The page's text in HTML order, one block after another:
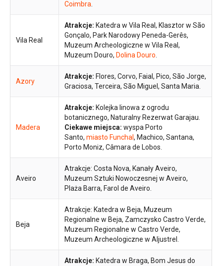
Coimbra.
Vila Real
Atrakcje: Katedra w Vila Real, Klasztor w São
Gonçalo, Park Narodowy Peneda-Gerês,
Muzeum Archeologiczne w Vila Real,
Muzeum Douro, Dolina Douro.
Azory
Atrakcje: Flores, Corvo, Faial, Pico, São Jorge,
Graciosa, Terceira, São Miguel, Santa Maria.
Madera
Atrakcje: Kolejka linowa z ogrodu
botanicznego, Naturalny Rezerwat Garajau.
Ciekawe miejsca: wyspa Porto
Santo, miasto Funchal, Machico, Santana,
Porto Moniz, Câmara de Lobos.
Aveiro
Atrakcje: Costa Nova, Kanały Aveiro,
Muzeum Sztuki Nowoczesnej w Aveiro,
Plaża Barra, Farol de Aveiro.
Beja
Atrakcje: Katedra w Beja, Muzeum
Regionalne w Beja, Zamczysko Castro Verde,
Muzeum Regionalne w Castro Verde,
Muzeum Archeologiczne w Aljustrel.
Atrakcje: Katedra w Braga, Bom Jesus do